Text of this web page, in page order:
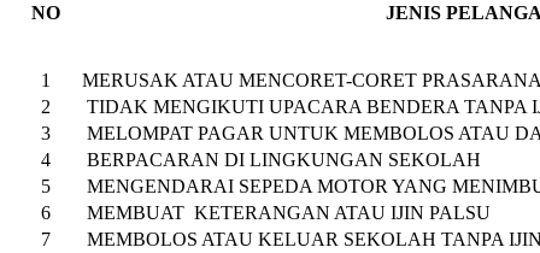
NO JENIS PELANGARAN
1
MERUSAK ATAU MENCORET-CORET
2
TIDAK MENGIKUTI UPACARA BENDERA TANPA
3
MELOMPAT PAGAR UNTUK MEMBOLOS ATAU
4
BERPACARAN DI LINGKUNGAN SEKOLAH
5
MENGENDARAI SEPEDA MOTOR YANG
6
MEMBUAT KETERANGAN ATAU IJIN PALSU
7
MEMBOLOS ATAU KELUAR SEKOLAH TANPA